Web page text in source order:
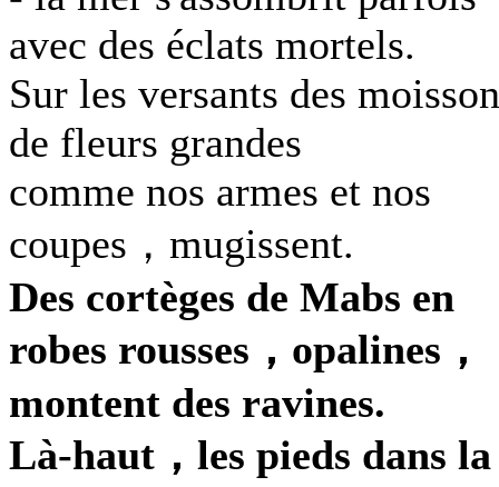
avec des éclats mortels.
Sur les versants des
de fleurs grandes
comme nos armes et nos
coupes，mugissent.
Des cortèges de Mabs en
robes rousses，opalines，
montent des ravines.
Là-haut，les pieds dans la